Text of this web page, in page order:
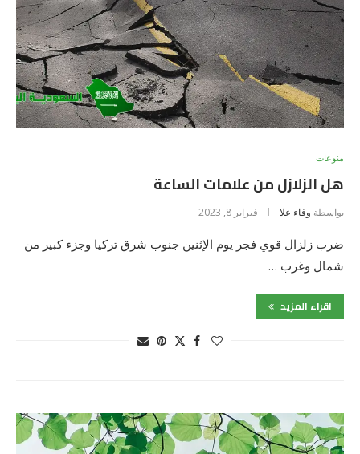
منوعات
هل الزلازل من علامات الساعة
بواسطة وفاء علا فبراير 8, 2023
ضرب زلزال قوي فجر يوم الإثنين جنوب شرق تركيا وجزء كبير من
شمال وغرب …
اقراء المزيد